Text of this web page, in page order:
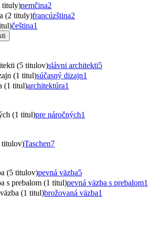
tituly)nemčina2
(2 tituly)francúzština2
čeština1
(5 titulov)slávni architekti5
(1 titul)súčasný dizajn1
(1 titul)architektúra1
(1 titul)pre náročných1
titulov)Taschen7
(5 titulov)pevná väzba5
s prebalom (1 titul)pevná väzba s prebalom1
(1 titul)brožovaná väzba1